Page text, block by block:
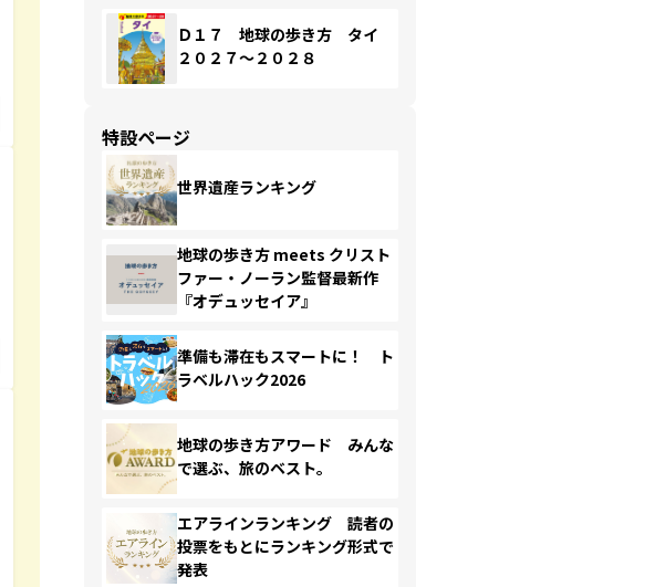
Ｄ１７ 地球の歩き方 タイ
２０２７～２０２８
特設ページ
世界遺産ランキング
地球の歩き方 meets クリスト
ファー・ノーラン監督最新作
『オデュッセイア』
準備も滞在もスマートに！ ト
ラベルハック2026
地球の歩き方アワード みんな
で選ぶ、旅のベスト。
エアラインランキング 読者の
投票をもとにランキング形式で
発表